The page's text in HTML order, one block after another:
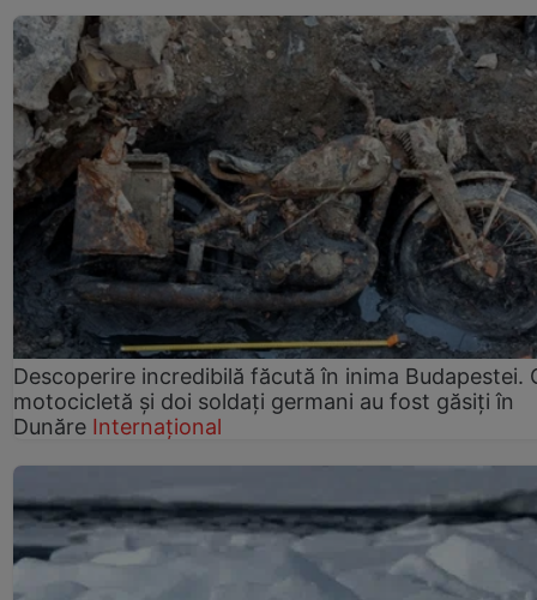
Descoperire incredibilă făcută în inima Budapestei.
motocicletă și doi soldați germani au fost găsiți în
Dunăre Internațional